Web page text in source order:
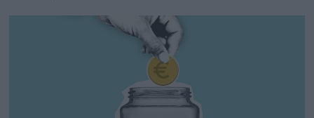
ΟΙΚΟΝΟΜΙΑ - ΕΠΙΧΕΙΡΗΣΕΙΣ
ΚΑΡΑΜΠΟΛΕΣ